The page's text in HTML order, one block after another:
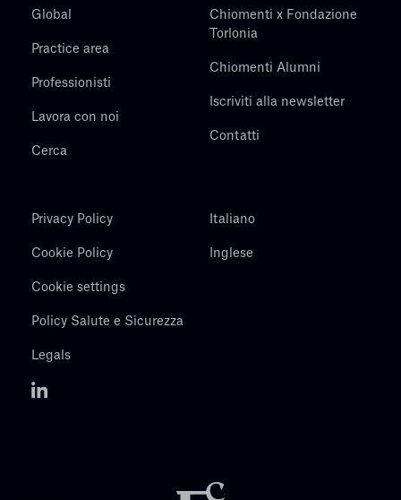
Global
Practice area
Professionisti
Lavora con noi
Cerca
Chiomenti x Fondazione
Torlonia
Chiomenti Alumni
Iscriviti alla newsletter
Contatti
Privacy Policy
Cookie Policy
Cookie settings
Policy Salute e Sicurezza
Legals
Italiano
Inglese